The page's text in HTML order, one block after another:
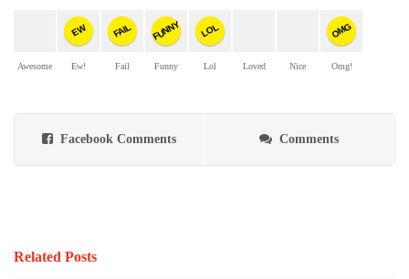
Awesome
EW
Ew!
FAIL
Fail
FUNNY
Funny
LOL
Lol Loved Nice
OMG
Omg!
Facebook Comments Comments
Related Posts